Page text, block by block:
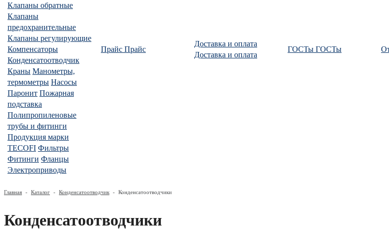
Клапаны обратные
Клапаны
предохранительные
Клапаны регулирующие
Компенсаторы
Конденсатоотводчик
Краны Манометры,
термометры Насосы
Паронит Пожарная
подставка
Полипропиленовые
трубы и фитинги
Продукция марки
TECOFI Фильтры
Фитинги Фланцы
Электроприводы
Прайс Прайс
Доставка и оплата
Доставка и оплата
ГОСТы ГОСТы
Главная - Каталог - Конденсатоотводчик - Конденсатоотводчики
Конденсатоотводчики